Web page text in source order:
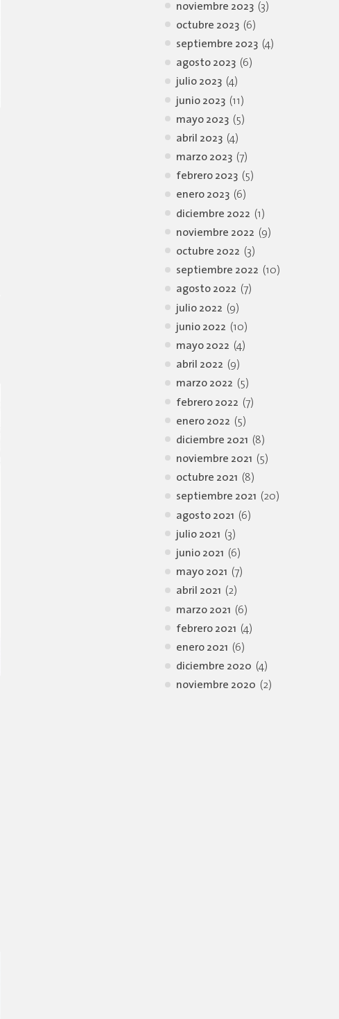
noviembre 2023 (3)
octubre 2023 (6)
septiembre 2023 (4)
agosto 2023 (6)
julio 2023 (4)
junio 2023 (11)
mayo 2023 (5)
abril 2023 (4)
marzo 2023 (7)
febrero 2023 (5)
enero 2023 (6)
diciembre 2022 (1)
noviembre 2022 (9)
octubre 2022 (3)
septiembre 2022 (10)
agosto 2022 (7)
julio 2022 (9)
junio 2022 (10)
mayo 2022 (4)
abril 2022 (9)
marzo 2022 (5)
febrero 2022 (7)
enero 2022 (5)
diciembre 2021 (8)
noviembre 2021 (5)
octubre 2021 (8)
septiembre 2021 (20)
agosto 2021 (6)
julio 2021 (3)
junio 2021 (6)
mayo 2021 (7)
abril 2021 (2)
marzo 2021 (6)
febrero 2021 (4)
enero 2021 (6)
diciembre 2020 (4)
noviembre 2020 (2)